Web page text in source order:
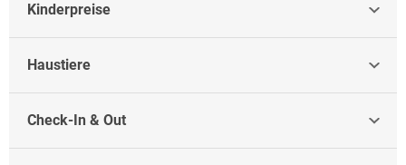
Kinderpreise
Haustiere
Check-In & Out